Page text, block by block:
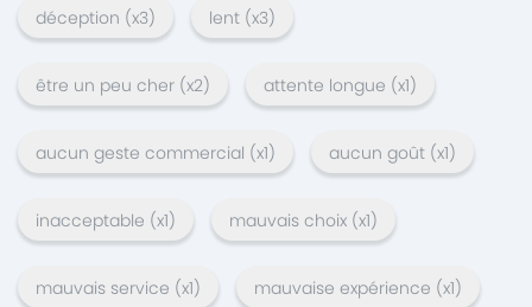
déception (x3) lent (x3)
être un peu cher (x2) attente longue (x1)
aucun geste commercial (x1) aucun goût (x1)
inacceptable (x1) mauvais choix (x1)
mauvais service (x1) mauvaise expérience (x1)